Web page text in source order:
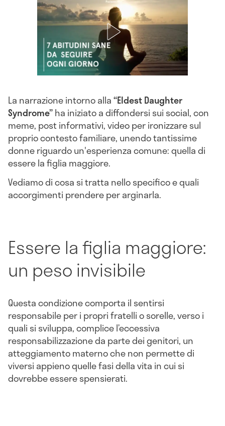
La narrazione intorno alla“Eldest Daughter
Syndrome”ha iniziato a diffondersi sui social, con
meme, post informativi, video per ironizzare sul
proprio contesto familiare, unendo tantissime
donne riguardo un'esperienza comune: quella di
essere la figlia maggiore.
Vediamo di cosa si tratta nello specifico e quali
accorgimenti prendere per arginarla.
Essere la figlia maggiore:
un peso invisibile
Questa condizione comporta il sentirsi
responsabile per i propri fratelli o sorelle, verso i
quali si sviluppa, complice l’eccessiva
responsabilizzazione da parte dei genitori, un
atteggiamento materno che non permette di
viversi appieno quelle fasi della vita in cui si
dovrebbe essere spensierati.